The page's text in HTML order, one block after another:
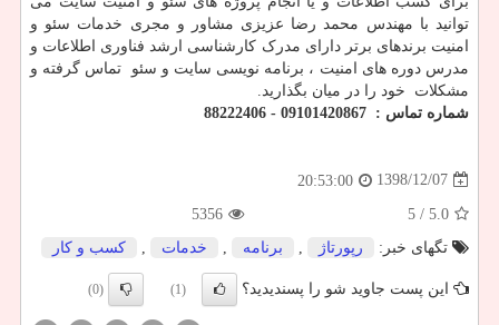
توانید با مهندس محمد رضا عزیزی مشاور و مجری خدمات سئو و
امنیت برندهای برتر دارای مدرک کارشناسی ارشد فناوری اطلاعات و
مدرس دوره های امنیت ، برنامه نویسی سایت و سئو تماس گرفته و
مشکلات خود را در میان بگذارید.
شماره تماس : 09101420867 - 88222406
1398/12/07
20:53:00
5.0
/ 5
5356
تگهای خبر:
رپورتاژ برنامه خدمات كسب و كار
این پست جاوید شو را پسندیدید؟ (1)
(0)